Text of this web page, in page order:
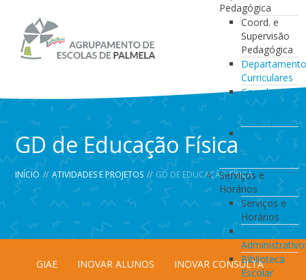
Pedagógica
Coord. e
Supervisão
Pedagógica
Curriculares
Coordenação
da Direção
de Turma
Coordenação
de
Serviços e
Horários
Serviços e
Horários
Serviços
Biblioteca
Escolar
GD de Educação Física
INÍCIO // ATIVIDADES E PROJETOS // GD DE EDUCAÇÃO FÍSICA
GIAE INOVAR ALUNOS
INOVAR CONSULTA